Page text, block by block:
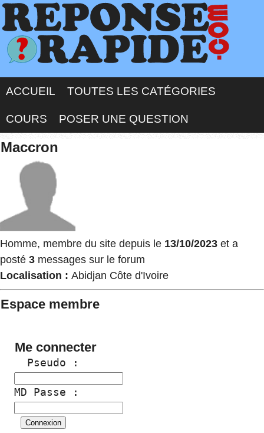
ACCUEIL TOUTES LES CATÉGORIES
COURS POSER UNE QUESTION
Maccron
Homme, membre du site depuis le 13/10/2023 et a
posté 3 messages sur le forum
Localisation : Abidjan Côte d'Ivoire
Espace membre
Me connecter
  Pseudo :
MD Passe :